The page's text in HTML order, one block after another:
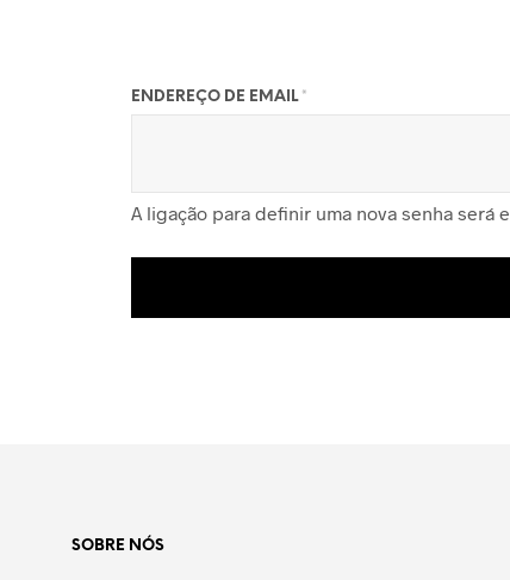
ENDEREÇO DE EMAIL *
A ligação para definir uma nova senha será
SOBRE NÓS